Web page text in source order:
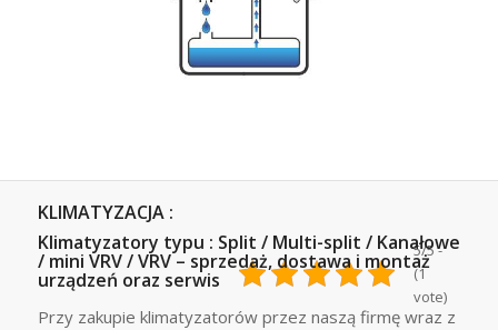
KLIMATYZACJA :
Klimatyzatory typu : Split / Multi-split / Kanałowe
/ mini VRV / VRV – sprzedaż, dostawa i montaż
urządzeń oraz serwis
Przy zakupie klimatyzatorów przez naszą firmę wraz z
5/5 -
(1
vote)